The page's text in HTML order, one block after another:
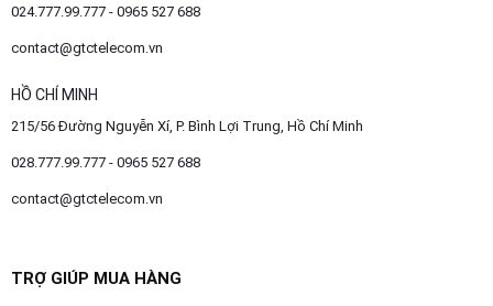
024.777.99.777 - 0965 527 688
contact@gtctelecom.vn
HỒ CHÍ MINH
215/56 Đường Nguyễn Xí, P. Bình Lợi Trung, Hồ Chí Minh
028.777.99.777 - 0965 527 688
contact@gtctelecom.vn
TRỢ GIÚP MUA HÀNG